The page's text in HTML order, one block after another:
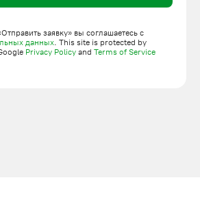
заявку» вы соглашаетесь с
данных. This site is protected by
Privacy Policy and Terms of Service